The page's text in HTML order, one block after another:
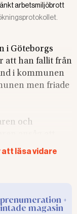
arbetsmiljöbrott
i Göteborgs
att han fallit från
i kommunen
men friade
och
stad
skulle ha
borde ha
och pojkens
att läsa vidare
+
magasin